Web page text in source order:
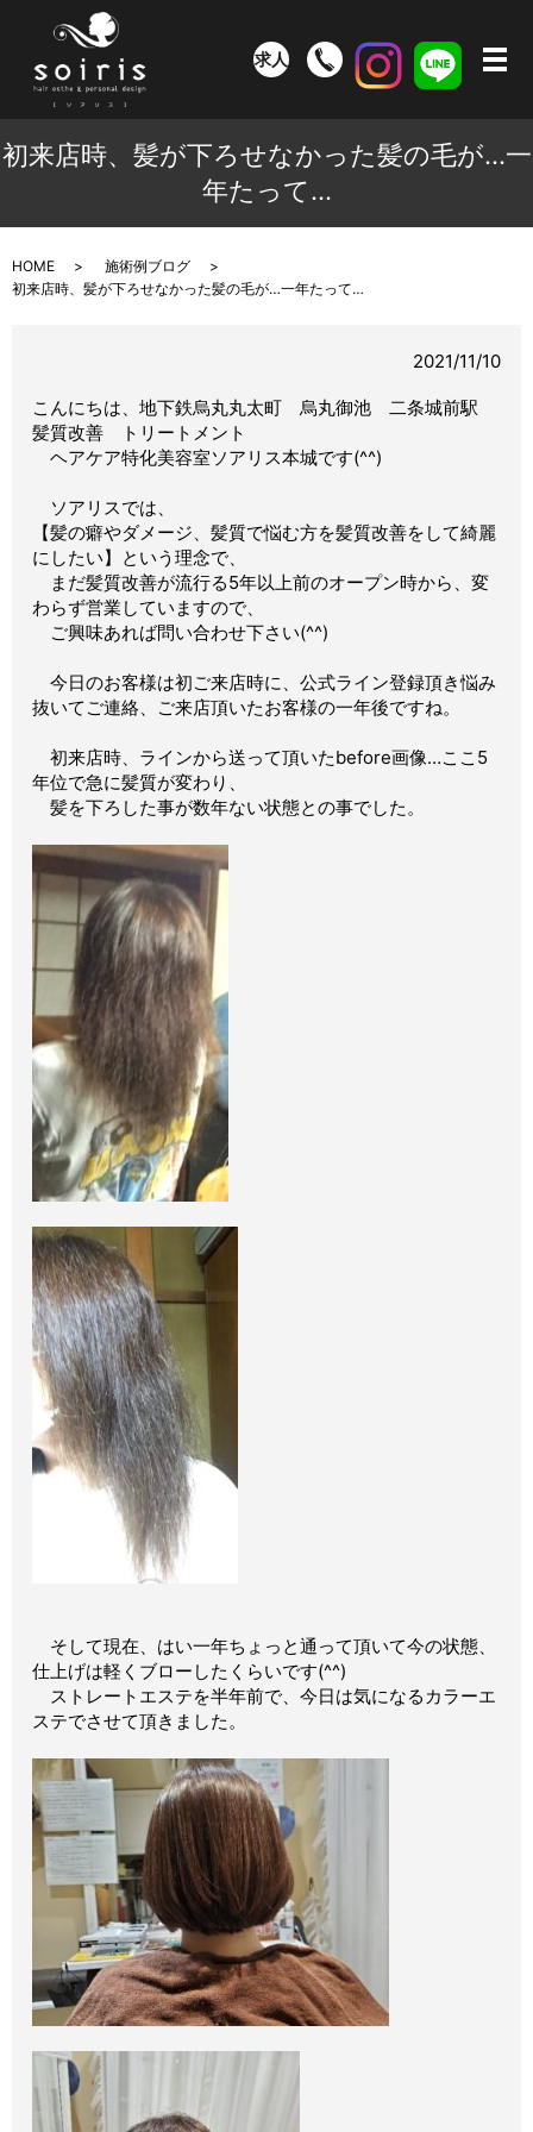
求人 メ
初来店時、髪が下ろせなかった髪の毛が…一
年たって…
HOME
施術例ブログ
初来店時、髪が下ろせなかった髪の毛が…一年たって…
2021/11/10
こんにちは、地下鉄烏丸丸太町 烏丸御池 二条城前駅
髪質改善 トリートメント
ヘアケア特化美容室ソアリス本城です(^^)
ソアリスでは、
【髪の癖やダメージ、髪質で悩む方を髪質改善をして綺麗
にしたい】という理念で、
まだ髪質改善が流行る5年以上前のオープン時から、変
わらず営業していますので、
ご興味あれば問い合わせ下さい(^^)
今日のお客様は初ご来店時に、公式ライン登録頂き悩み
抜いてご連絡、ご来店頂いたお客様の一年後ですね。
初来店時、ラインから送って頂いたbefore画像…ここ5
年位で急に髪質が変わり、
髪を下ろした事が数年ない状態との事でした。
そして現在、はい一年ちょっと通って頂いて今の状態、
仕上げは軽くブローしたくらいです(^^)
ストレートエステを半年前で、今日は気になるカラーエ
ステでさせて頂きました。